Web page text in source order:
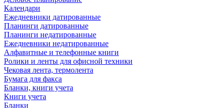
Календари
Ежедневники датированные
Планинги датированные
Планинги недатированные
Ежедневники недатированные
Алфавитные и телефонные книги
Ролики и ленты для офисной техники
Чековая лента, термолента
Бумага для факса
Бланки, книги учета
Книги учета
Бланки